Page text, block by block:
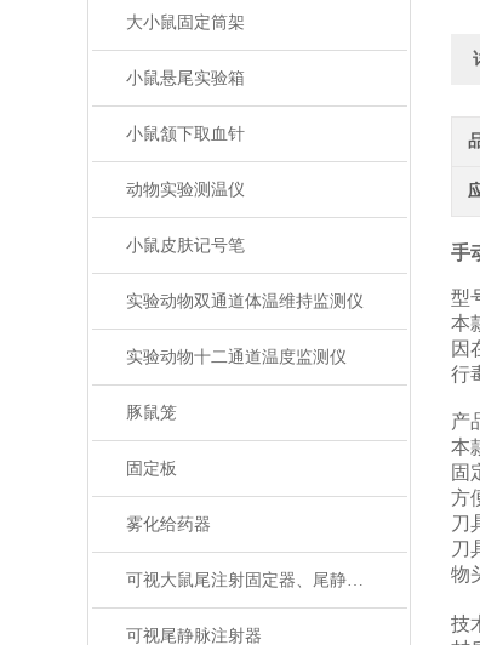
大小鼠固定筒架
小鼠悬尾实验箱
小鼠颔下取血针
动物实验测温仪
小鼠皮肤记号笔
实验动物双通道体温维持监测仪
实验动物十二通道温度监测仪
豚鼠笼
固定板
雾化给药器
可视大鼠尾注射固定器、尾静脉注射
可视尾静脉注射器
手
型
本
因
行
产
本
固
方
刀
刀
物
技